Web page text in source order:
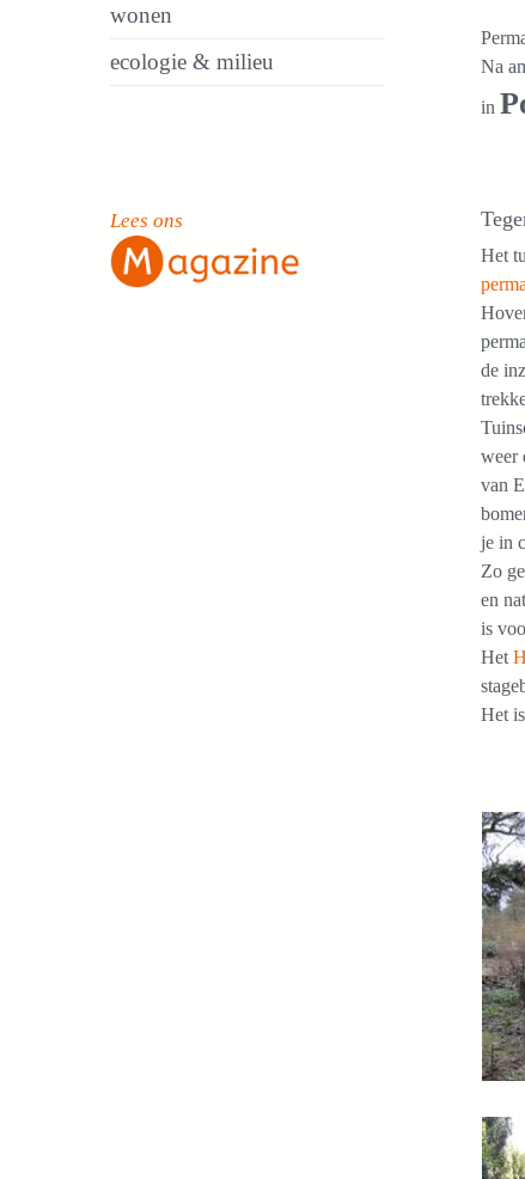
Na
in
Het
de
weer
van
je in
Zo
en
is
Het
Het
wonen
ecologie & milieu
Lees ons